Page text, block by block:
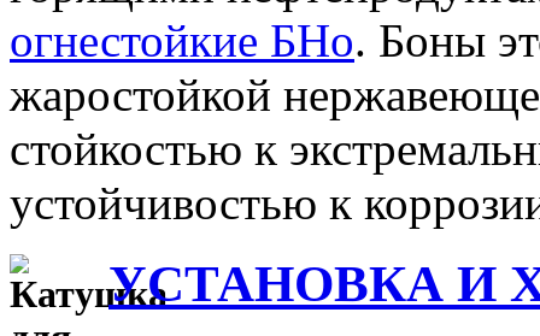
огнестойкие БНо. Боны
жаростойкой
стойкостью к
устойчивостью к
УСТАНОВКА И